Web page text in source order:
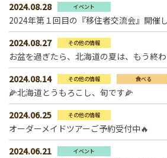
2024.08.28
イベント
2024年第１回目の『移住者交流会』開催
2024.08.27
その他の情報
お盆を過ぎたら、北海道の夏は、もう終
2024.08.14
その他の情報 食べる
🌽北海道とうもろこし、旬です🌽
2024.06.25
その他の情報
オーダーメイドツアーご予約受付中🔥
2024.06.21
イベント